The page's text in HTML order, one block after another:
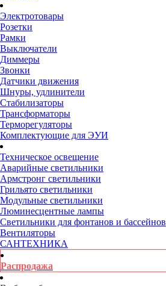
Электротовары
Розетки
Рамки
Выключатели
Диммеры
Звонки
Датчики движения
Шнуры, удлинители
Стабилизаторы
Трансформаторы
Терморегуляторы
Комплектующие для ЭУИ
Техническое освещение
Аварийные светильники
Армстронг светильники
Грильято светильники
Модульные светильники
Люминесцентные лампы
Светильники для фонтанов и бассейнов
Вентиляторы
САНТЕХНИКА
Распродажа